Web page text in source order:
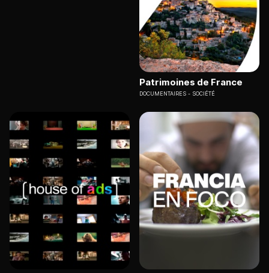
Patrimoines de France
DOCUMENTAIRES SOCIÉTÉ